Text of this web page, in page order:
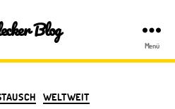
Blog
Menü
KategorienWELTWEIT